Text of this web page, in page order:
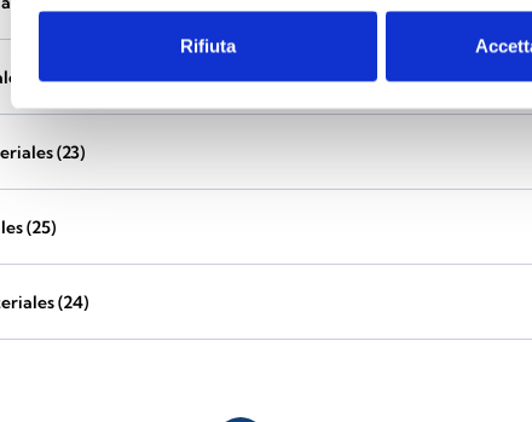
Rifiuta
(34)
(23)
(25)
(24)